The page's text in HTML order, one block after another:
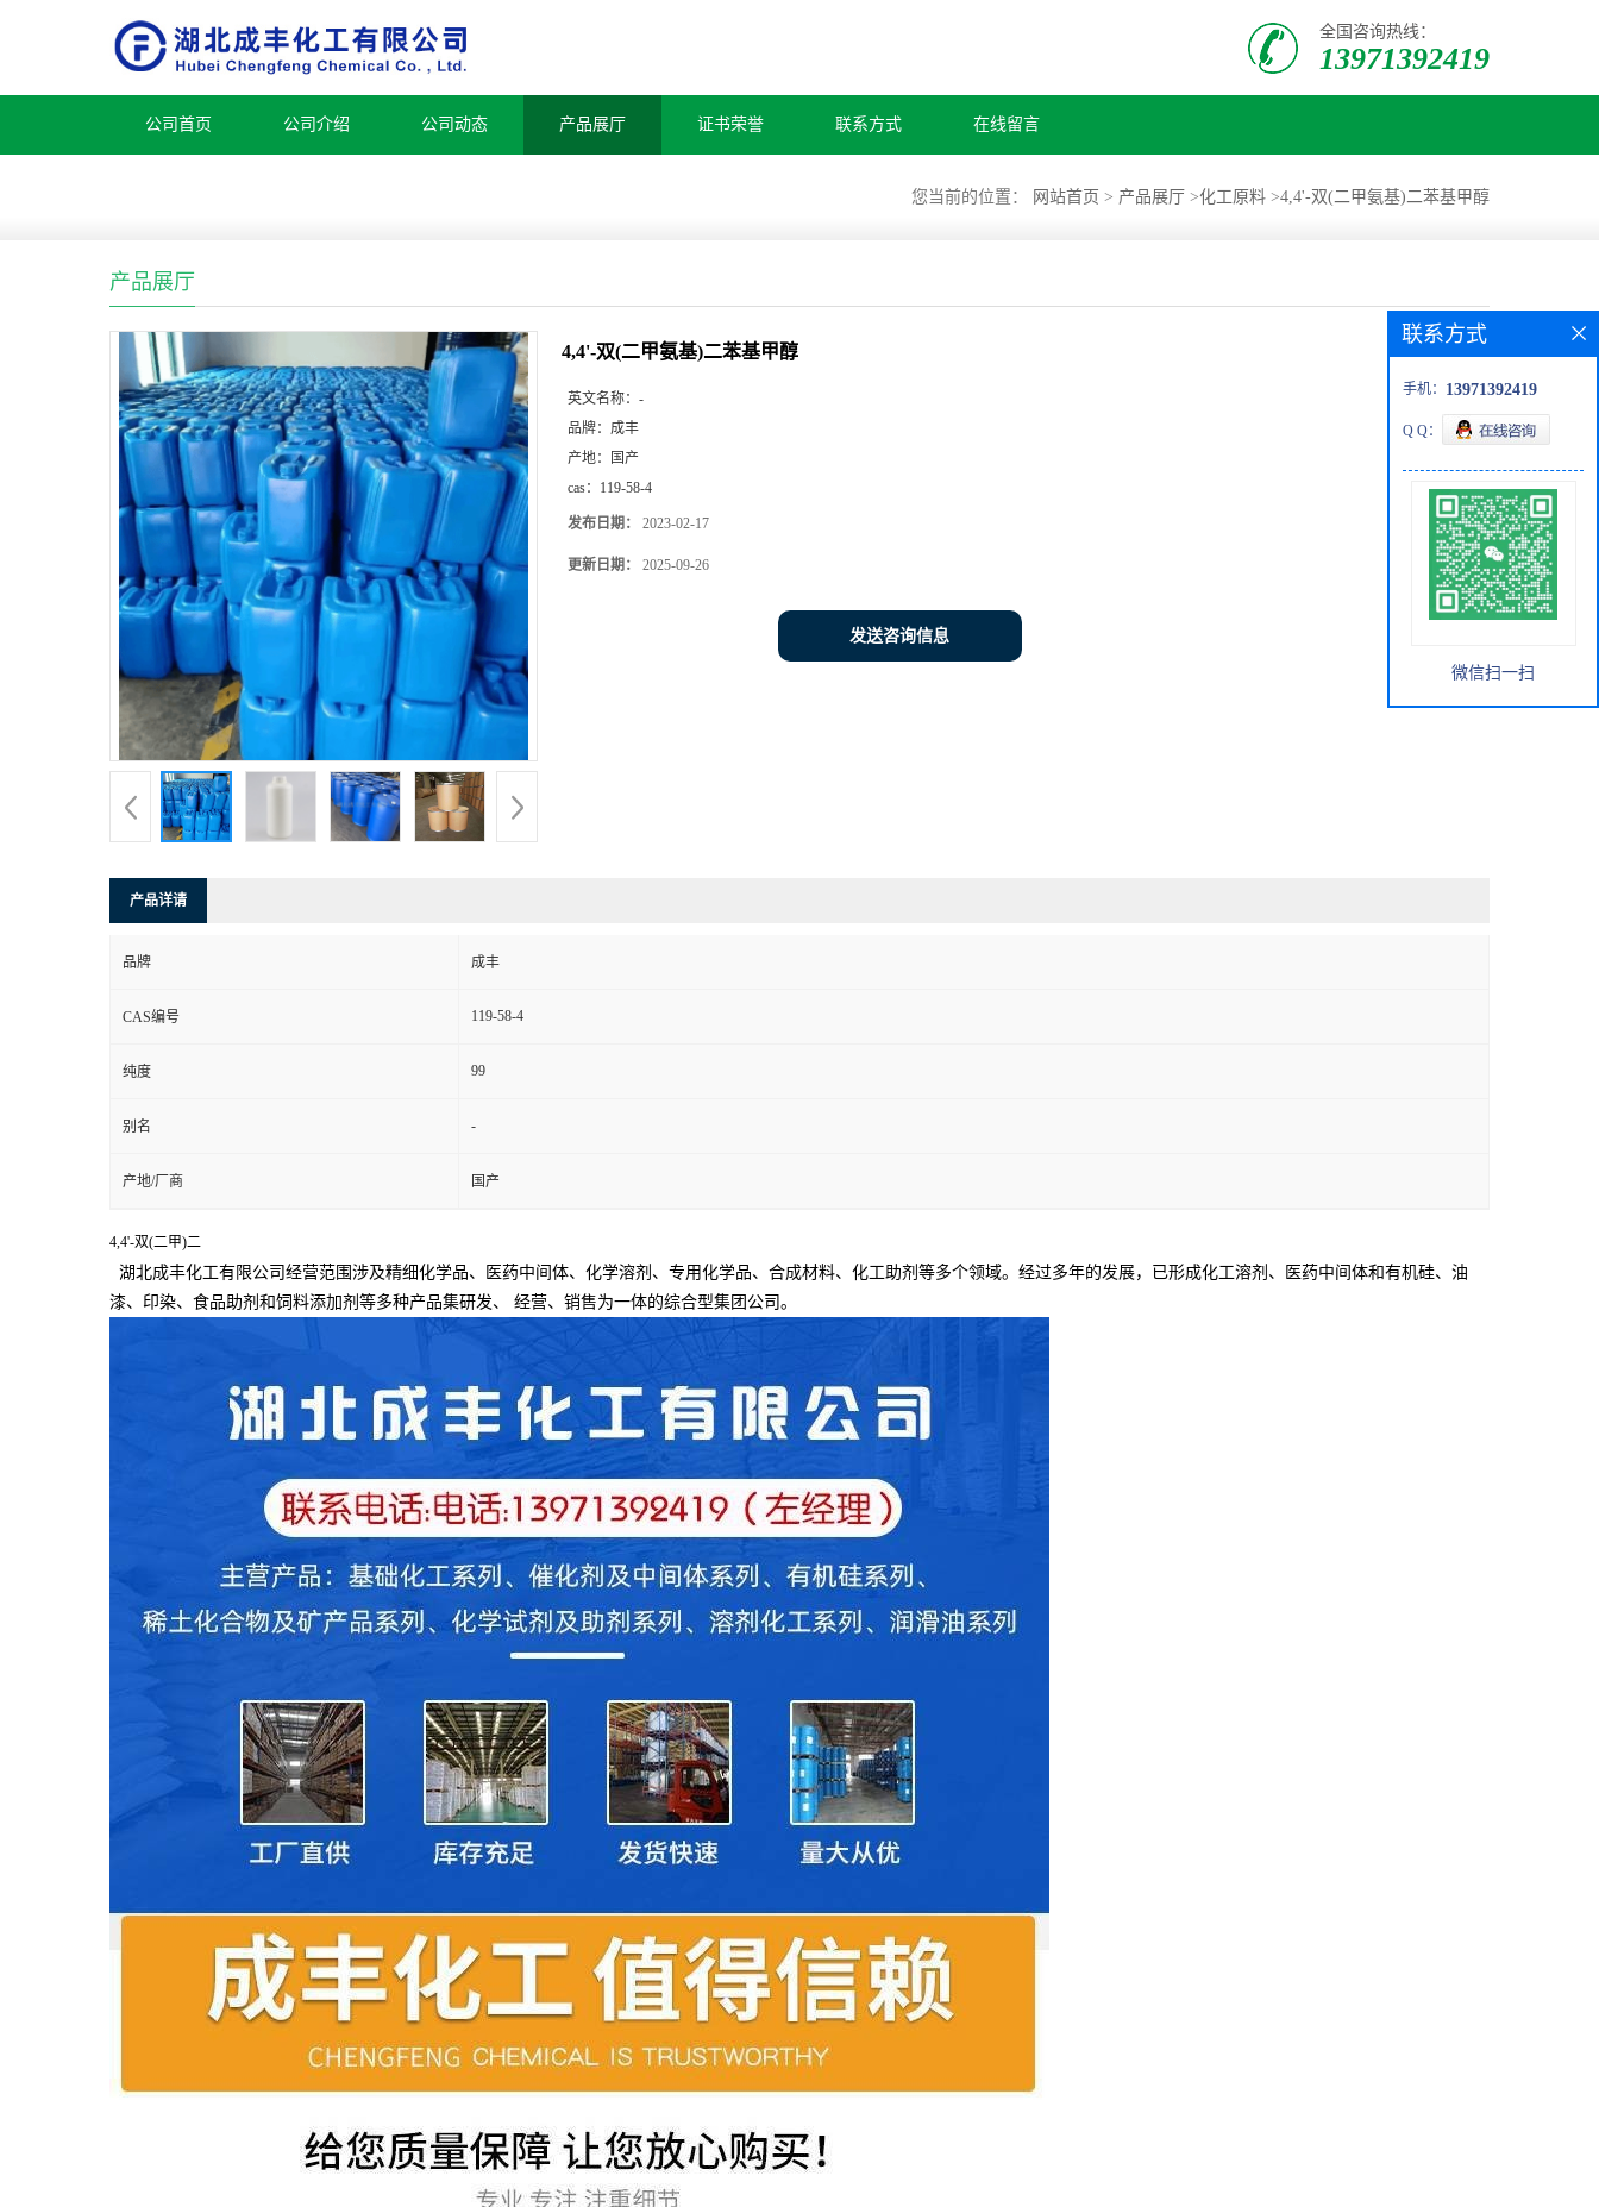
全国咨询热线：
13971392419
公司首页 公司介绍 公司动态 产品展厅 证书荣誉 联系方式 在线留言
您当前的位置： 网站首页 > 产品展厅 >化工原料 >4,4'-双(二甲氨基)二苯基甲醇
产品展厅
4,4'-双(二甲氨基)二苯基甲醇
英文名称： -
品牌： 成丰
产地：
国产
cas： 119-58-4
发布日期： 2023-02-17
更新日期： 2025-09-26
发送咨询信息
产品详请
品牌 成丰
CAS编号 119-58-4
纯度 99
别名 -
产地/厂商 国产
4,4'-双(二甲)二
湖北成丰化工有限公司经营范围涉及精细化学品、医药中间体、化学溶剂、专用化学品、合成材料、化工助剂等多个领域。经过多年的发展，已形成化工溶剂、医药中间体和有机硅、油
漆、印染、食品助剂和饲料添加剂等多种产品集研发、
经营、销售为一体的综合型集团公司。
联系方式
手机： 13971392419
Q Q：
微信扫一扫